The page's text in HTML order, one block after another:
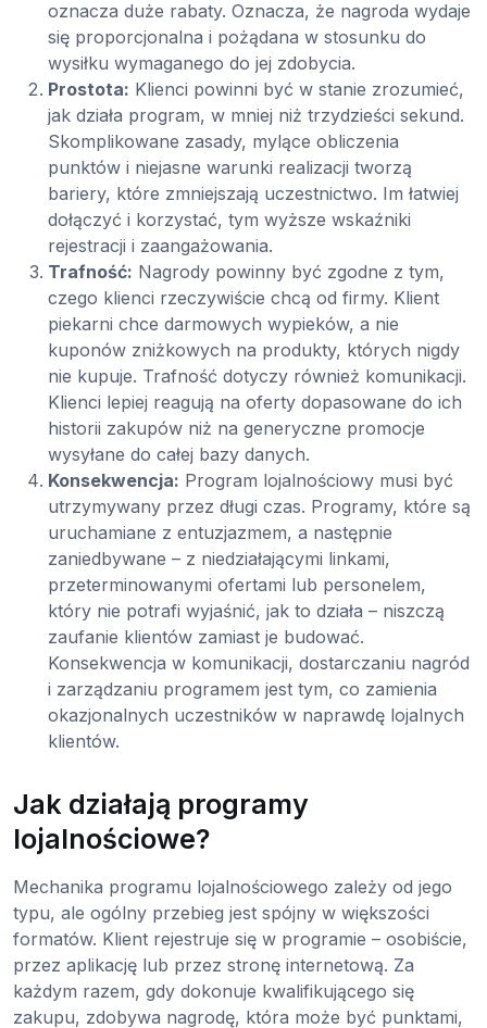
oznacza duże rabaty. Oznacza, że nagroda wydaje
się proporcjonalna i pożądana w stosunku do
wysiłku wymaganego do jej zdobycia.
Prostota: Klienci powinni być w stanie zrozumieć,
jak działa program, w mniej niż trzydzieści sekund.
Skomplikowane zasady, mylące obliczenia
punktów i niejasne warunki realizacji tworzą
bariery, które zmniejszają uczestnictwo. Im łatwiej
dołączyć i korzystać, tym wyższe wskaźniki
rejestracji i zaangażowania.
Trafność: Nagrody powinny być zgodne z tym,
czego klienci rzeczywiście chcą od firmy. Klient
piekarni chce darmowych wypieków, a nie
kuponów zniżkowych na produkty, których nigdy
nie kupuje. Trafność dotyczy również komunikacji.
Klienci lepiej reagują na oferty dopasowane do ich
historii zakupów niż na generyczne promocje
wysyłane do całej bazy danych.
Konsekwencja: Program lojalnościowy musi być
utrzymywany przez długi czas. Programy, które są
uruchamiane z entuzjazmem, a następnie
zaniedbywane – z niedziałającymi linkami,
przeterminowanymi ofertami lub personelem,
który nie potrafi wyjaśnić, jak to działa – niszczą
zaufanie klientów zamiast je budować.
Konsekwencja w komunikacji, dostarczaniu nagród
i zarządzaniu programem jest tym, co zamienia
okazjonalnych uczestników w naprawdę lojalnych
klientów.
Jak działają programy
lojalnościowe?
Mechanika programu lojalnościowego zależy od jego
typu, ale ogólny przebieg jest spójny w większości
formatów. Klient rejestruje się w programie – osobiście,
przez aplikację lub przez stronę internetową. Za
każdym razem, gdy dokonuje kwalifikującego się
zakupu, zdobywa nagrodę, która może być punktami,